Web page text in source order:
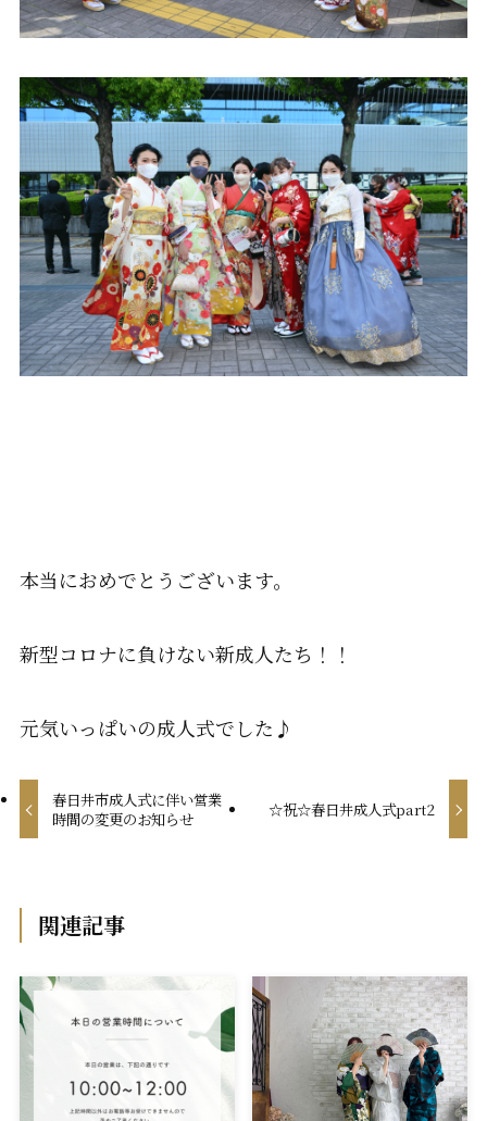
本当におめでとうございます。
新型コロナに負けない新成人たち！！
元気いっぱいの成人式でした♪
春日井市成人式に伴い営業
時間の変更のお知らせ
☆祝☆春日井成人式part2
関連記事